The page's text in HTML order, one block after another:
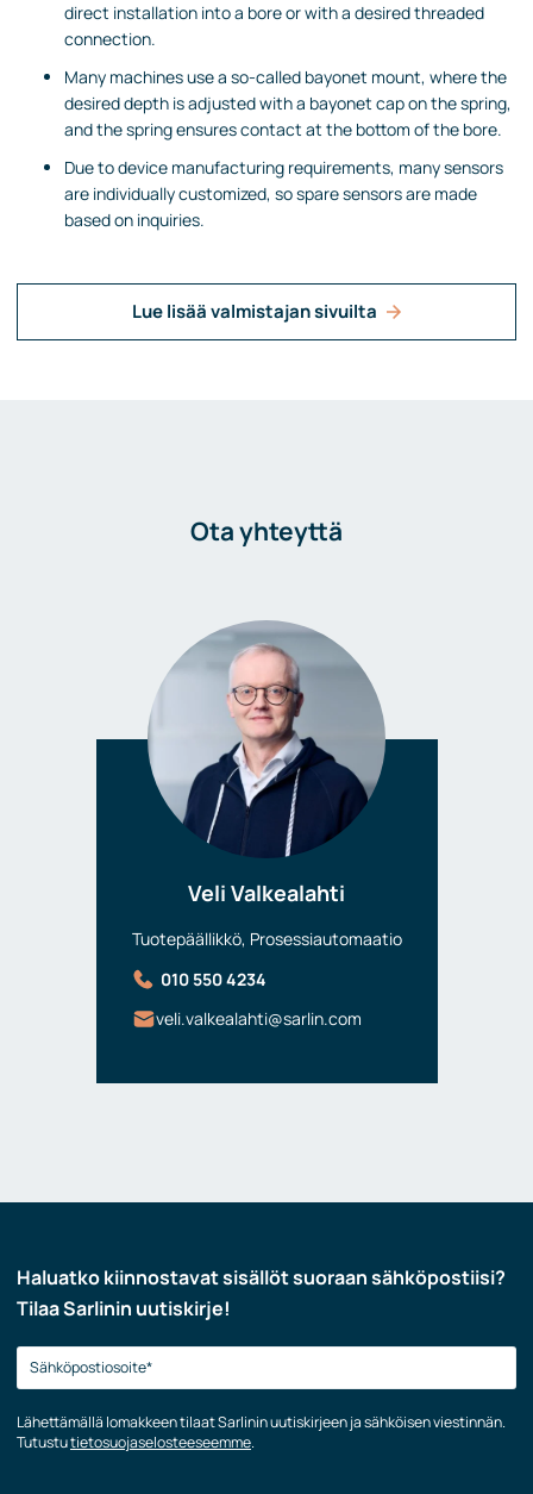
direct installation into a bore or with a desired threaded
connection.
Many machines use a so-called bayonet mount, where the
desired depth is adjusted with a bayonet cap on the spring,
and the spring ensures contact at the bottom of the bore.
Due to device manufacturing requirements, many sensors
are individually customized, so spare sensors are made
based on inquiries.
Lue lisää valmistajan sivuilta
Ota yhteyttä
Veli Valkealahti
Tuotepäällikkö, Prosessiautomaatio
010 550 4234
veli.valkealahti@sarlin.com
Haluatko kiinnostavat sisällöt suoraan sähköpostiisi?
Tilaa Sarlinin uutiskirje!
Lähettämällä lomakkeen tilaat Sarlinin uutiskirjeen ja sähköisen viestinnän.
Tutustutietosuojaselosteeseemme.